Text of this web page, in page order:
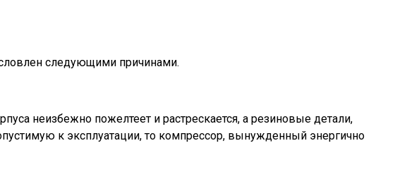
следующими причинами.
неизбежно пожелтеет и растрескается, а резиновые детали,
к эксплуатации, то компрессор, вынужденный энергично